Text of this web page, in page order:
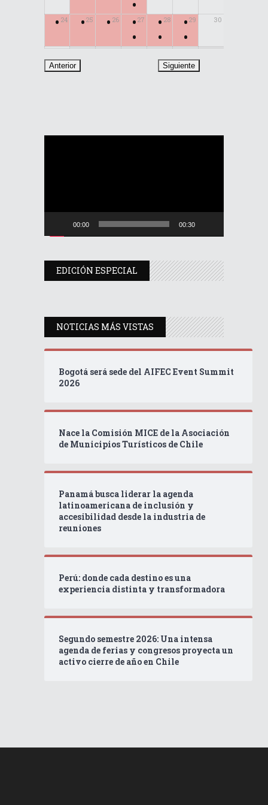
•
24
• 25
• 26
• 27
•
•
28
•
•
29
•
•
30
00:00 00:30
EDICIÓN ESPECIAL
NOTICIAS MÁS VISTAS
Bogotá será sede del AIFEC Event Summit
2026
Nace la Comisión MICE de la Asociación
de Municipios Turísticos de Chile
Panamá busca liderar la agenda
latinoamericana de inclusión y
accesibilidad desde la industria de
reuniones
Perú: donde cada destino es una
experiencia distinta y transformadora
Segundo semestre 2026: Una intensa
agenda de ferias y congresos proyecta un
activo cierre de año en Chile